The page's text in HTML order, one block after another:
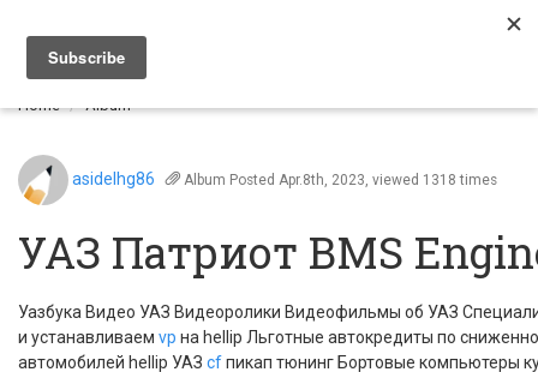
Home Album
asidelhg86 Album Posted Apr.8th, 2023, viewed 1318 times
УАЗ Патриот BMS
Уазбука Видео УАЗ Видеоролики Видеофильмы об УАЗ
и устанавливаем vp на hellip Льготные автокредиты по
автомобилей hellip УАЗ cfпикап тюнинг Бортовые компьютеры